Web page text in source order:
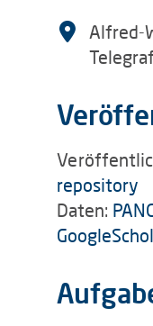
Alfred-
repository
Daten: